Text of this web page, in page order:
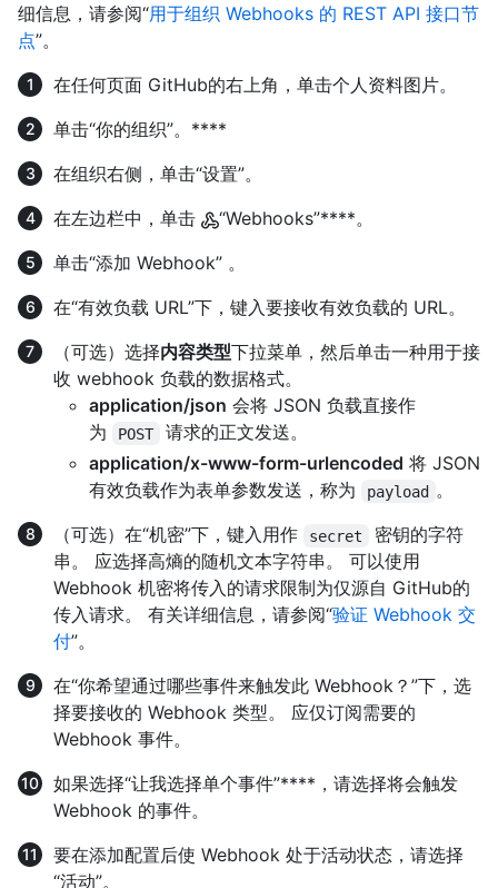
细信息，请参阅“用于组织 Webhooks 的 REST API 接口节
点”。
在任何页面 GitHub的右上角，单击个人资料图片。
单击“你的组织”。****
在组织右侧，单击“设置”。
在左边栏中，单击
“Webhooks”****。
单击“添加 Webhook” 。
在“有效负载 URL”下，键入要接收有效负载的 URL。
（可选）选择内容类型下拉菜单，然后单击一种用于接
收 webhook 负载的数据格式。
application/json 会将 JSON 负载直接作
为
POST
请求的正文发送。
application/x-www-form-urlencoded 将 JSON
有效负载作为表单参数发送，称为
payload 。
（可选）在“机密”下，键入用作
secret
密钥的字符
串。 应选择高熵的随机文本字符串。 可以使用
Webhook 机密将传入的请求限制为仅源自 GitHub的
传入请求。 有关详细信息，请参阅“验证 Webhook 交
付”。
在“你希望通过哪些事件来触发此 Webhook？”下，选
择要接收的 Webhook 类型。 应仅订阅需要的
Webhook 事件。
如果选择“让我选择单个事件”****，请选择将会触发
Webhook 的事件。
要在添加配置后使 Webhook 处于活动状态，请选择
“活动”。